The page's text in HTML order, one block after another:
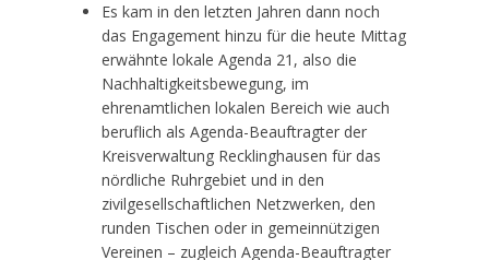
Es kam in den letzten Jahren dann noch
das Engagement hinzu für die heute Mittag
erwähnte lokale Agenda 21, also die
Nachhaltigkeitsbewegung, im
ehrenamtlichen lokalen Bereich wie auch
beruflich als Agenda-Beauftragter der
Kreisverwaltung Recklinghausen für das
nördliche Ruhrgebiet und in den
zivilgesellschaftlichen Netzwerken, den
runden Tischen oder in gemeinnützigen
Vereinen – zugleich Agenda-Beauftragter